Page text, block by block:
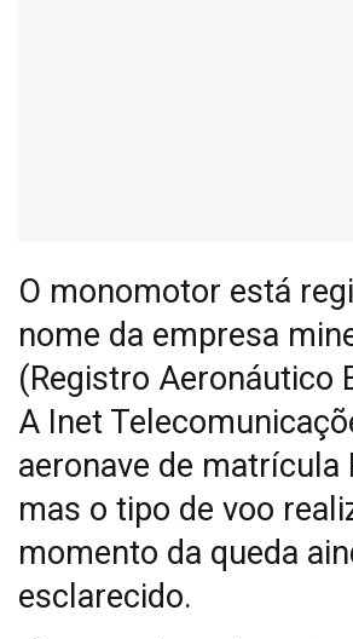
O monomotor está
nome da empresa
(Registro Aeronáutico
A Inet
aeronave de matrícula
mas o tipo de voo
momento da queda
esclarecido.